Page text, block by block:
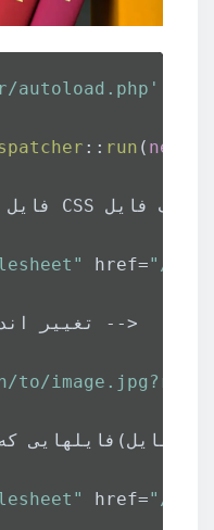
autoload.php'
:: run ( new
href="/css/
<!-- تغییر اندازه تصویر -->
to/
href="/css/